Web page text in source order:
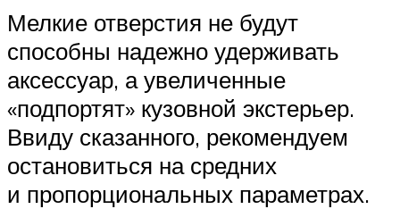
Мелкие отверстия не будут
способны надежно удерживать
аксессуар, а увеличенные
«подпортят» кузовной экстерьер.
Ввиду сказанного, рекомендуем
остановиться на средних
и пропорциональных параметрах.